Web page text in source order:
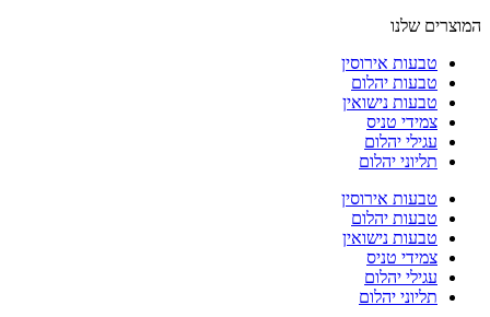
המוצרים שלנו
טבעות אירוסין
טבעות יהלום
טבעות נישואין
צמידי טניס
עגילי יהלום
תליוני יהלום
טבעות אירוסין
טבעות יהלום
טבעות נישואין
צמידי טניס
עגילי יהלום
תליוני יהלום